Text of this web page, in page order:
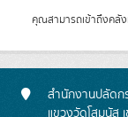
คุณสามารถเข้าถึงคลั
สำนักงานปลัดก
แขวงวัดโสมนัส